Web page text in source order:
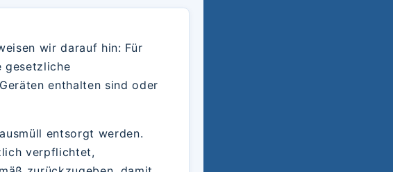
wir darauf hin: Für
gesetzliche
enthalten sind oder
entsorgt werden.
verpflichtet,